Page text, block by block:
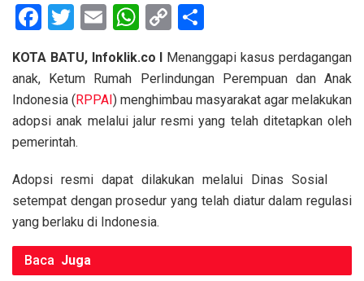
F
ce
b
o
o
k
T
tt
er
E
ail
W
at
s
A
p
C
py
Li
n
ar
e
KOTA BATU, Infoklik.co I Menanggapi kasus perdagangan
anak, Ketum Rumah Perlindungan Perempuan dan Anak
Indonesia (RPPAI) menghimbau masyarakat agar melakukan
adopsi anak melalui jalur resmi yang telah ditetapkan oleh
pemerintah.
Adopsi resmi dapat dilakukan melalui Dinas Sosial
setempat dengan prosedur yang telah diatur dalam regulasi
yang berlaku di Indonesia.
Baca Juga